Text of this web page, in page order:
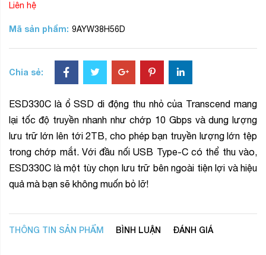
Liên hệ
Mã sản phẩm: 9AYW38H56D
Chia sẻ:
ESD330C là ổ SSD di động thu nhỏ của Transcend mang
lại tốc độ truyền nhanh như chớp 10 Gbps và dung lượng
lưu trữ lớn lên tới 2TB, cho phép bạn truyền lượng lớn tệp
trong chớp mắt. Với đầu nối USB Type-C có thể thu vào,
ESD330C là một tùy chọn lưu trữ bên ngoài tiện lợi và hiệu
quả mà bạn sẽ không muốn bỏ lỡ!
THÔNG TIN SẢN PHẨM BÌNH LUẬN ĐÁNH GIÁ